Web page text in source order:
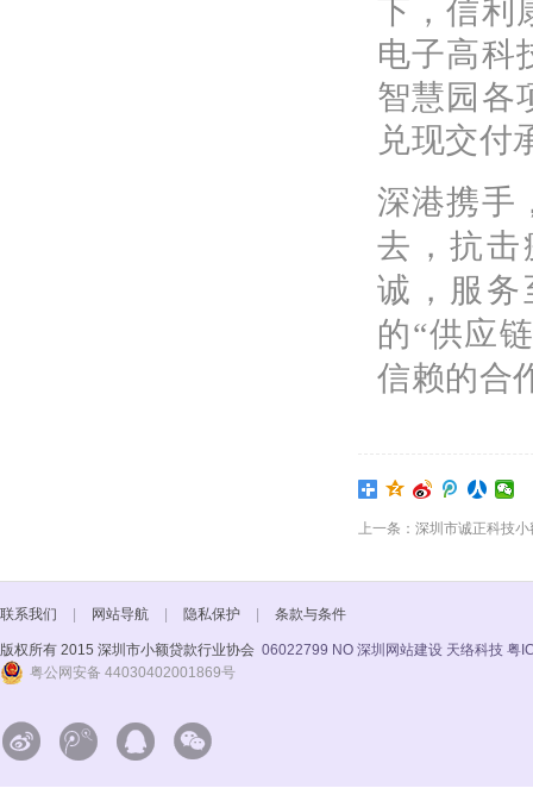
下，信利
电子高科
智慧园各
兑现交付
深港携手
去，抗击
诚，服务
的“供应
信赖的合
上一条：深圳市诚正科技
联系我们 网站导航 隐私保护 条款与条件
版权所有 2015 深圳市小额贷款行业协会 06022799 NO 深圳网站建设 天络科技 粤
粤公网安备 44030402001869号
   